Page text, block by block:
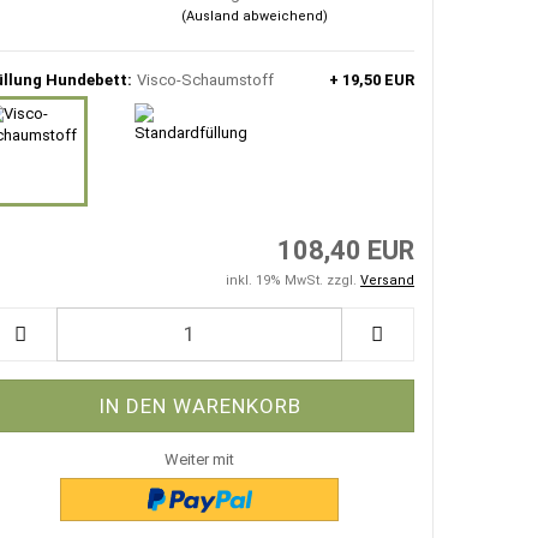
(Ausland abweichend)
Hundebett: Visco-Schaumstoff + 19,50 EUR
108,40 EUR
inkl. 19% MwSt. zzgl. Versand
Weiter mit